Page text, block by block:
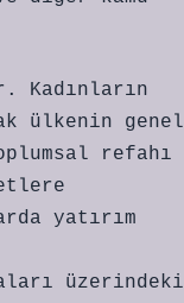
Kadınların
ülkenin genel
refahı
yatırım
üzerindeki